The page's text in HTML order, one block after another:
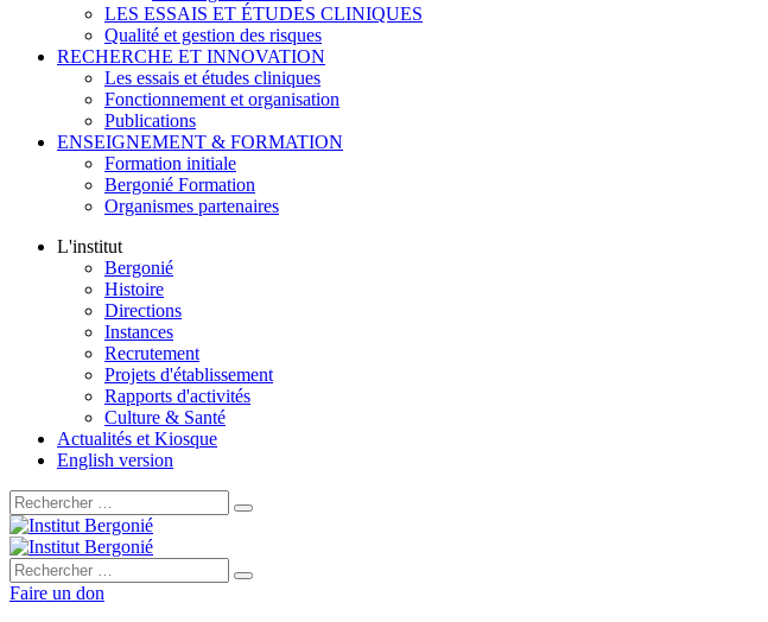
LES ESSAIS ET ÉTUDES CLINIQUES
Qualité et gestion des risques
RECHERCHE ET INNOVATION
Les essais et études cliniques
Fonctionnement et organisation
Publications
ENSEIGNEMENT & FORMATION
Formation initiale
Bergonié Formation
Organismes partenaires
L'institut
Bergonié
Histoire
Directions
Instances
Recrutement
Projets d'établissement
Rapports d'activités
Culture & Santé
Actualités et Kiosque
English version
Rechercher :
Rechercher :
Faire un don